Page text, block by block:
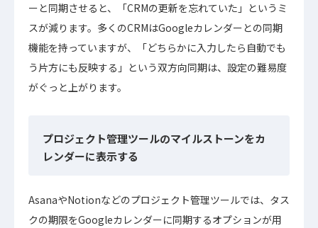
ーと同期させると、「CRMの更新を忘れていた」というミ
スが減ります。多くのCRMはGoogleカレンダーとの同期
機能を持っていますが、「どちらかに入力したら自動でも
う片方にも反映する」という双方向同期は、設定の難易度
がぐっと上がります。
プロジェクト管理ツールのマイルストーンをカ
レンダーに表示する
AsanaやNotionなどのプロジェクト管理ツールでは、タス
クの期限をGoogleカレンダーに同期するオプションが用